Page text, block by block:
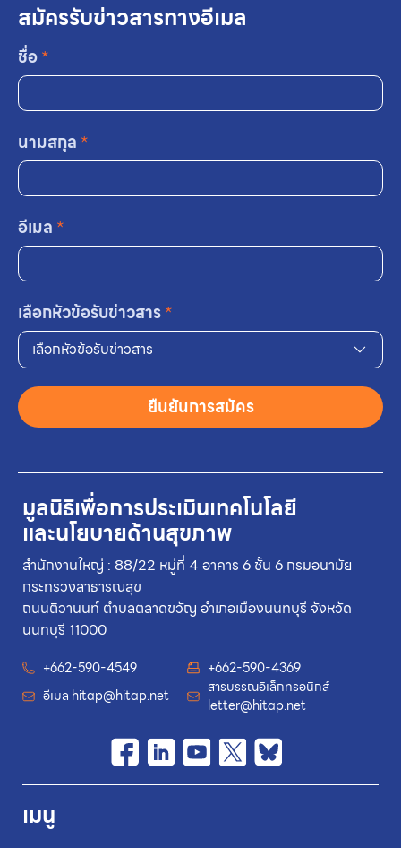
มูลนิธิเพื่อการประเมินเทคโนโลยี
และนโยบายด้านสุขภาพ
สำนักงานใหญ่ : 88/22 หมู่ที่ 4 อาคาร 6 ชั้น 6 กรมอนามัย
กระทรวงสาธารณสุข
ถนนติวานนท์ ตำบลตลาดขวัญ อำเภอเมืองนนทบุรี จังหวัด
นนทบุรี 11000
+662-590-4549
+662-590-4369
อีเมล hitap@hitap.net
สารบรรณอิเล็กทรอนิกส์
letter@hitap.net
เมนู
สมัครรับข่าวสารทางอีเมล
ชื่อ*
นามสกุล *
อีเมล *
เลือกหัวข้อรับข่าวสาร*
เลือกหัวข้อรับข่าวสาร
ยืนยันการสมัคร